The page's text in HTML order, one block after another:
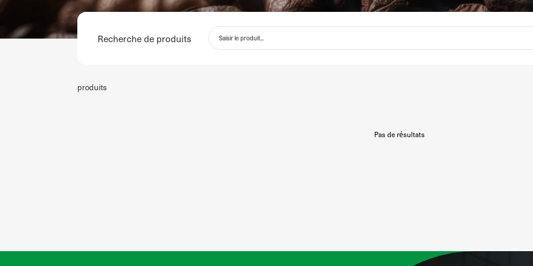
Recherche de produits
produits
Pas de résultats